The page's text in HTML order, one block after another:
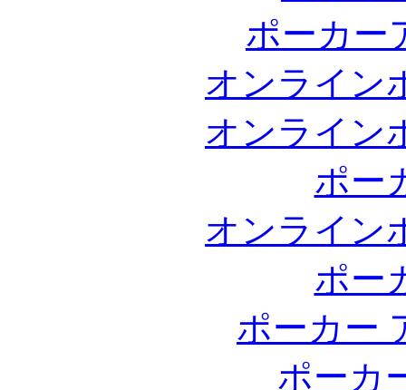
ポーカー
オンライン
オンライン
ポー
オンライン
ポー
ポーカー
ポーカ